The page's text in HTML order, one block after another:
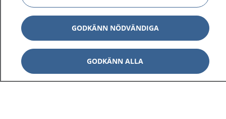
1177 på flera språk Visa
Visa
GODKÄNN NÖDVÄNDIGA
GODKÄNN ALLA